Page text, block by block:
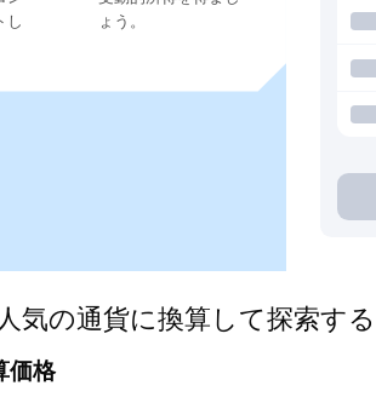
し
ょう。
の通貨に換算して探索する
価格